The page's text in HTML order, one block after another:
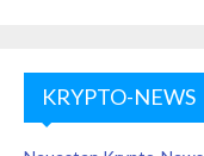
KRYPTO-NEWS